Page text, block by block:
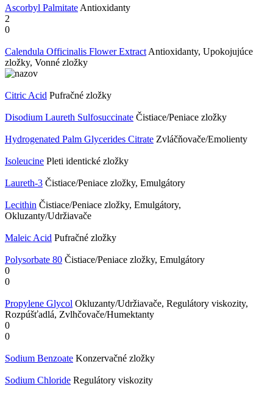
Ascorbyl Palmitate Antioxidanty
2
0
Calendula Officinalis Flower Extract Antioxidanty, Upokojujúce
zložky, Vonné zložky
Citric Acid Pufračné zložky
Disodium Laureth Sulfosuccinate Čistiace/Peniace zložky
Hydrogenated ​Palm Glycerides Citrate Zvláčňovače/Emolienty
Isoleucine Pleti identické zložky
Laureth-3 Čistiace/Peniace zložky, Emulgátory
Lecithin Čistiace/Peniace zložky, Emulgátory,
Okluzanty/Udržiavače
Maleic Acid Pufračné zložky
Polysorbate 80 Čistiace/Peniace zložky, Emulgátory
0
0
Propylene Glycol Okluzanty/Udržiavače, Regulátory viskozity,
Rozpúšťadlá, Zvlhčovače/Humektanty
0
0
Sodium Benzoate Konzervačné zložky
Sodium Chloride Regulátory viskozity